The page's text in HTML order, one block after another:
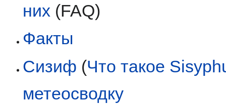
них (FAQ)
Факты
Сизиф (Что такое
метеосводку